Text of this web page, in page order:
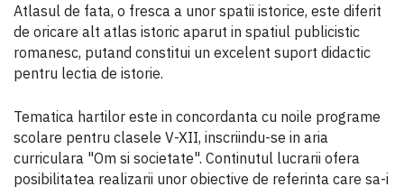
Atlasul de fata, o fresca a unor spatii istorice, este diferit
de oricare alt atlas istoric aparut in spatiul publicistic
romanesc, putand constitui un excelent suport didactic
pentru lectia de istorie.
Tematica hartilor este in concordanta cu noile programe
scolare pentru clasele V-XII, inscriindu-se in aria
curriculara "Om si societate". Continutul lucrarii ofera
posibilitatea realizarii unor obiective de referinta care sa-i